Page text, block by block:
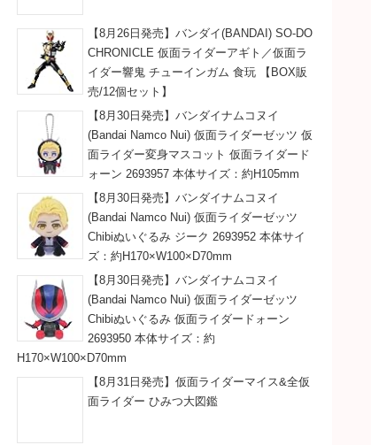
【8月26日発売】バンダイ(BANDAI) SO-DO
CHRONICLE 仮面ライダーアギト／仮面ラ
イダー響鬼 チューインガム 食玩 【BOX販
売/12個セット】
【8月30日発売】バンダイナムコヌイ
(Bandai Namco Nui) 仮面ライダーゼッツ 仮
面ライダー変身マスコット 仮面ライダード
ォーン 2693957 本体サイズ：約H105mm
【8月30日発売】バンダイナムコヌイ
(Bandai Namco Nui) 仮面ライダーゼッツ
Chibiぬいぐるみ ジーク 2693952 本体サイ
ズ：約H170×W100×D70mm
【8月30日発売】バンダイナムコヌイ
(Bandai Namco Nui) 仮面ライダーゼッツ
Chibiぬいぐるみ 仮面ライダードォーン
2693950 本体サイズ：約
H170×W100×D70mm
【8月31日発売】仮面ライダーマイス&全仮
面ライダー ひみつ大図鑑